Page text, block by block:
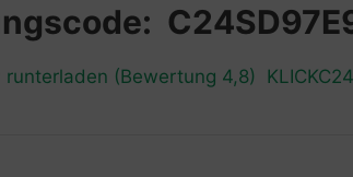
runterladen (Bewertung 4,8) KLICKC24